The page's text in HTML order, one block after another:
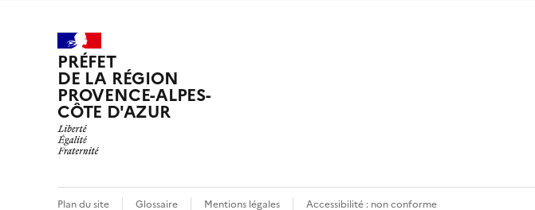
PRÉFET
DE LA RÉGION
PROVENCE-ALPES-
CÔTE D'AZUR
Plan du site Glossaire Mentions légales Accessibilité : non conforme